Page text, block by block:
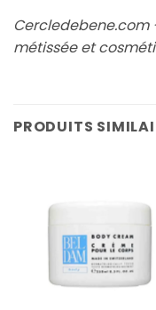
Cercledebene.com
métissée et
PRODUITS